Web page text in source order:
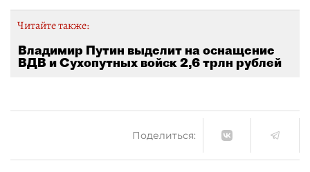
Читайте также:
Владимир Путин выделит на оснащение
ВДВ и Сухопутных войск 2,6 трлн рублей
Поделиться: